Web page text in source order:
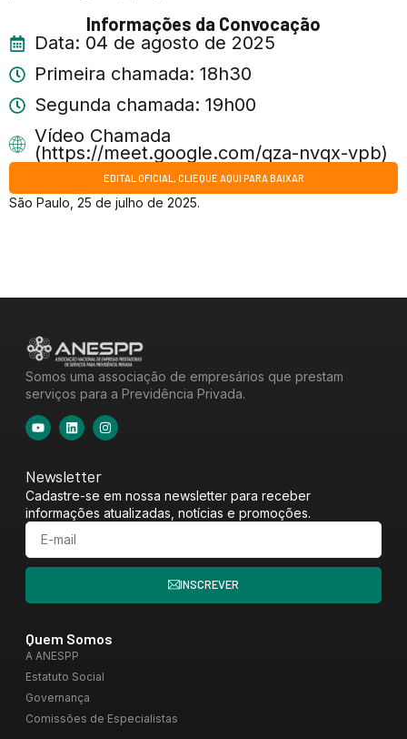
Informações da Convocação
Data: 04 de agosto de 2025
Primeira chamada: 18h30
Segunda chamada: 19h00
Vídeo Chamada
(https://meet.google.com/qza-nvqx-vpb)
EDITAL OFICIAL, CLIEQUE AQUI PARA BAIXAR
São Paulo, 25 de julho de 2025.
Somos uma associação de empresários que prestam
serviços para a Previdência Privada.
Quem Somos
A ANESPP
Estatuto Social
Governança
Comissões de Especialistas
Newsletter
Cadastre-se em nossa newsletter para receber
informações atualizadas, notícias e promoções.
INSCREVER